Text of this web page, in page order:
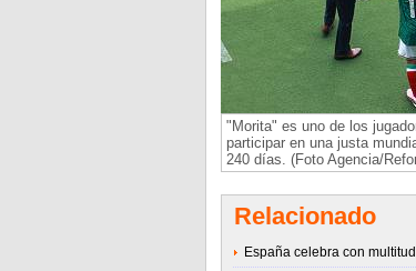
"Morita" es uno de los
participar en una justa
240 días. (Foto Agencia/
Relacionado
España celebra con multitud